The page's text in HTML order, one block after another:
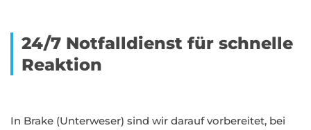
24/7 Notfalldienst für schnelle
Reaktion
In Brake (Unterweser) sind wir darauf vorbereitet, bei